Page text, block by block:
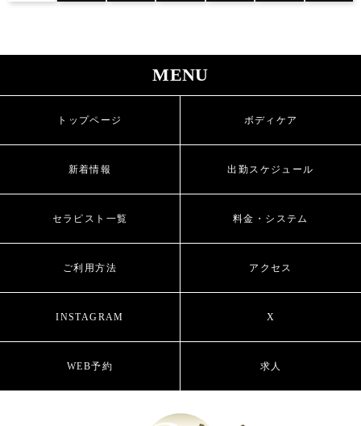
MENU
トップページ ボディケア
新着情報 出勤スケジュール
セラピスト一覧 料金・システム
ご利用方法 アクセス
INSTAGRAM X
WEB予約 求人